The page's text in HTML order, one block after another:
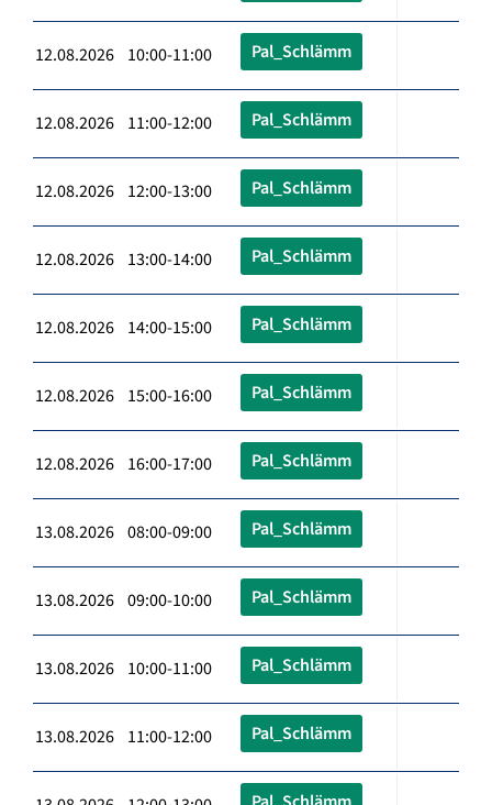
12.08.2026 10:00-11:00 Pal_Schlämm
12.08.2026 11:00-12:00 Pal_Schlämm
12.08.2026 12:00-13:00 Pal_Schlämm
12.08.2026 13:00-14:00 Pal_Schlämm
12.08.2026 14:00-15:00 Pal_Schlämm
12.08.2026 15:00-16:00 Pal_Schlämm
12.08.2026 16:00-17:00 Pal_Schlämm
13.08.2026 08:00-09:00 Pal_Schlämm
13.08.2026 09:00-10:00 Pal_Schlämm
13.08.2026 10:00-11:00 Pal_Schlämm
13.08.2026 11:00-12:00 Pal_Schlämm